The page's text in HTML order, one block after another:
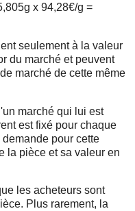
x 94,28€/g =
seulement à la valeur
du marché et peuvent
marché de cette même
marché qui lui est
est fixé pour chaque
pour cette
la pièce et sa valeur en
les acheteurs sont
Plus rarement, la